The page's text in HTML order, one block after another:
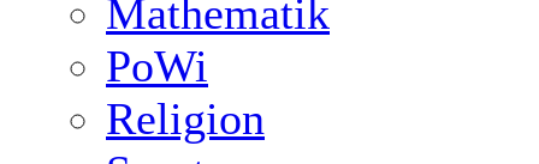
Mathematik
PoWi
Religion